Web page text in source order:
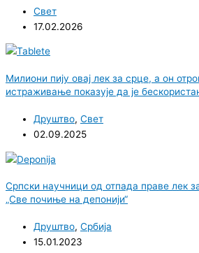
Свет
17.02.2026
Милиони пију овај лек за срце, а он
истраживање показује да је
Друштво, Свет
02.09.2025
Српски научници од отпада праве лек
„Све почиње на депонији“
Друштво, Србија
15.01.2023